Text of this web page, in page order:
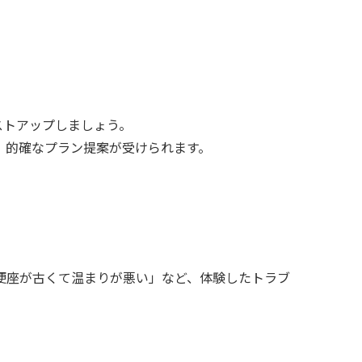
アップしましょう。
確なプラン提案が受けられます。
が古くて温まりが悪い」など、体験したトラブ